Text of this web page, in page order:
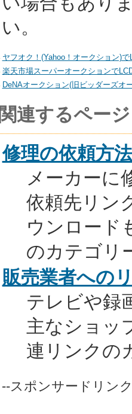
い。
ヤフオク！(Yahoo！オークション)
楽天市場スーパーオークションで
DeNAオークション(旧ビッダーズオ
関連するページ
修理の依頼方法
メーカーに
依頼先リン
ウンロード
のカテゴリ
販売業者への
テレビや録
主なショッ
連リンクの
--スポンサードリン